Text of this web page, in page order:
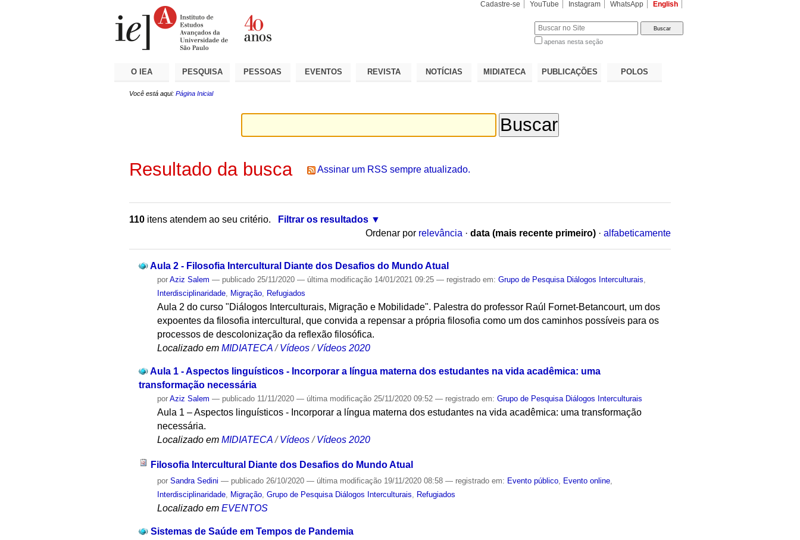
Cadastre-se YouTube Instagram WhatsApp English
apenas nesta seção
O IEA PESQUISA PESSOAS EVENTOS REVISTA NOTÍCIAS MIDIATECA PUBLICAÇÕES POLOS
Você está aqui: Página Inicial
Resultado da busca Assinar um RSS sempre atualizado.
110 itens atendem ao seu critério.
Filtrar os resultados
Ordenar por relevância · data (mais recente primeiro) · alfabeticamente
Aula 2 - Filosofia Intercultural Diante dos Desafios do Mundo Atual
porAziz Salem — publicado 25/11/2020— última modificação 14/01/2021 09:25— registrado em:Grupo de Pesquisa Diálogos Interculturais
Interdisciplinaridade
Migração Refugiados
Aula 2 do curso "Diálogos Interculturais, Migração e Mobilidade". Palestra do professor Raúl Fornet-Betancourt, um dos
expoentes da filosofia intercultural, que convida a repensar a própria filosofia como um dos caminhos possíveis para os
processos de descolonização da reflexão filosófica.
Localizado em MIDIATECA /Vídeos /Vídeos 2020
Aula 1 - Aspectos linguísticos - Incorporar a língua materna dos estudantes na vida acadêmica: uma
transformação necessária
porAziz Salem — publicado 11/11/2020— última modificação 25/11/2020 09:52— registrado em:Grupo de Pesquisa Diálogos Interculturais
Aula 1 – Aspectos linguísticos - Incorporar a língua materna dos estudantes na vida acadêmica: uma transformação
necessária.
Localizado em MIDIATECA /Vídeos /Vídeos 2020
Filosofia Intercultural Diante dos Desafios do Mundo Atual
porSandra Sedini — publicado 26/10/2020— última modificação 19/11/2020 08:58— registrado em: Evento público, Evento online,
Interdisciplinaridade, Migração,Grupo de Pesquisa Diálogos Interculturais, Refugiados
Localizado em EVENTOS
Sistemas de Saúde em Tempos de Pandemia